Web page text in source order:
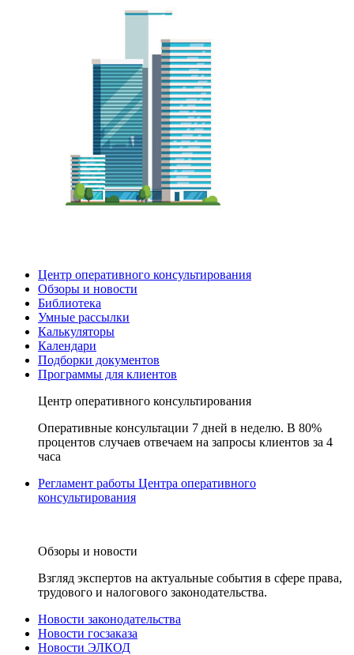
Центр оперативного консультирования
Обзоры и новости
Библиотека
Умные рассылки
Калькуляторы
Календари
Подборки документов
Программы для клиентов
Центр оперативного консультирования
Оперативные консультации 7 дней в неделю. В 80%
процентов случаев отвечаем на запросы клиентов за 4
часа
Регламент работы Центра оперативного
консультирования
Обзоры и новости
Взгляд экспертов на актуальные события в сфере права,
трудового и налогового законодательства.
Новости законодательства
Новости госзаказа
Новости ЭЛКОД